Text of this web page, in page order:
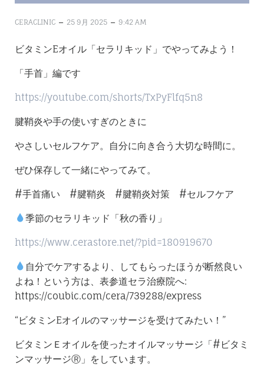
CERACLINIC – 25 9月 2025 – 9:42 AM
ビタミンEオイル「セラリキッド」でやってみよう！
「手首」編です
https://youtube.com/shorts/TxPyFlfq5n8
腱鞘炎や手の使いすぎのときに
やさしいセルフケア。自分に向き合う大切な時間に。
ぜひ保存して一緒にやってみて。
#手首痛い #腱鞘炎 #腱鞘炎対策 #セルフケア
季節のセラリキッド「秋の香り」
https://www.cerastore.net/?pid=180919670
自分でケアするより、してもらったほうが断然良い
よね！という方は、表参道セラ治療院へ:
https://coubic.com/cera/739288/express
“ビタミンEオイルのマッサージを受けてみたい！”
ビタミンＥオイルを使ったオイルマッサージ「#ビタミ
ンマッサージⓇ」をしています。